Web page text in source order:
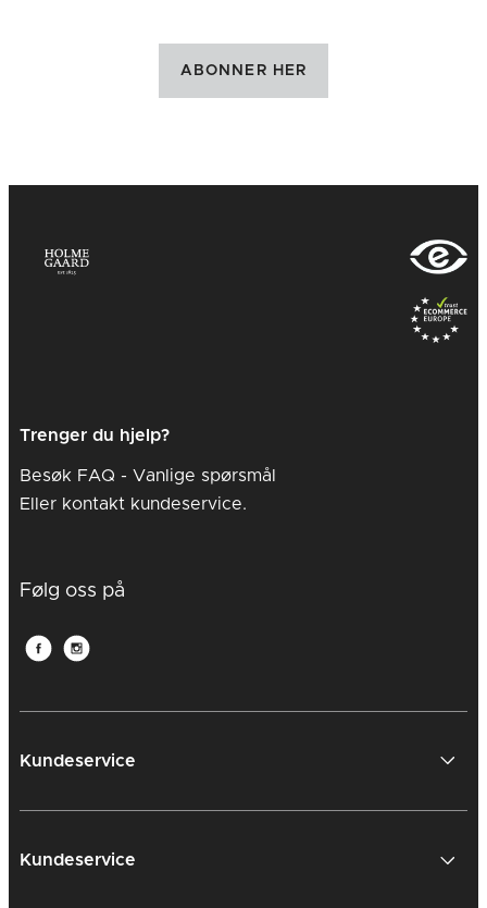
ABONNER HER
Trenger du hjelp?
Besøk FAQ - Vanlige spørsmål
Eller kontakt kundeservice.
Følg oss på
Kundeservice
Kundeservice